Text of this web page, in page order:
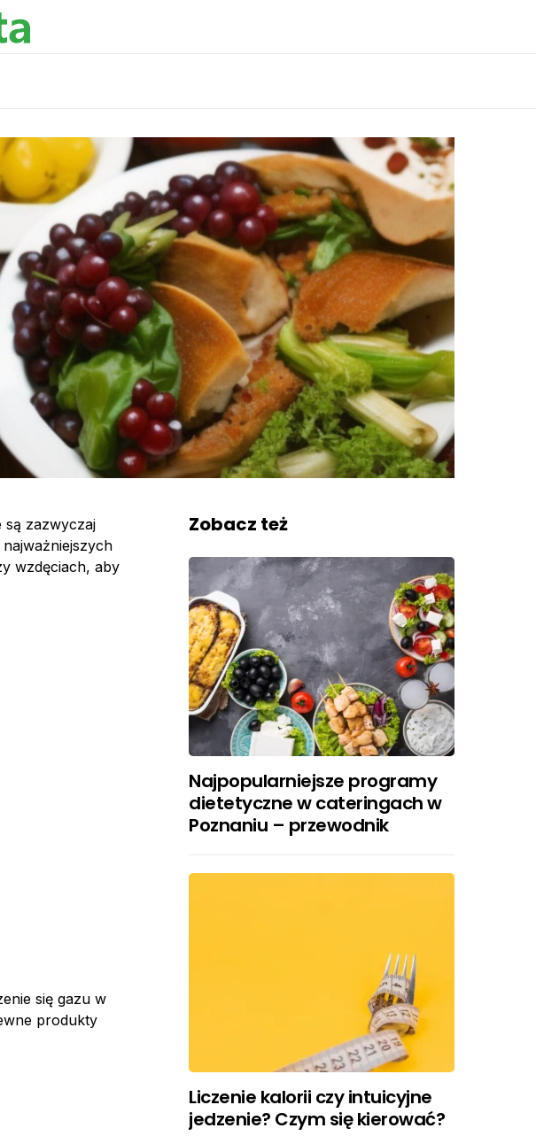
są zazwyczaj
wzdęciach, aby
się gazu w
produkty
Zobacz też
Najpopularniejsze programy
dietetyczne w cateringach w
Poznaniu – przewodnik
Liczenie kalorii czy intuicyjne
jedzenie? Czym się kierować?